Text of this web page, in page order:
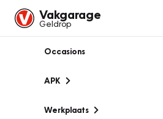
Vakgarage
Geldrop
Occasions
APK
Werkplaats